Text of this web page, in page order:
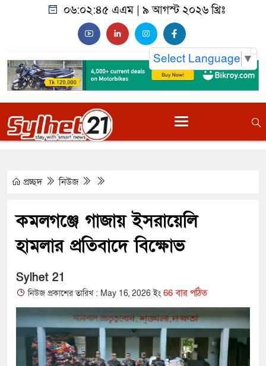
০৬:০২:৪৬ এএম | ৯ আগস্ট ২০২৬ খ্রিঃ
Select Language ▼
প্রচ্ছদ নিউজ
কমলগঞ্জে গাজায় ইসরায়েলি
হামলার প্রতিবাদে বিক্ষোভ
Sylhet 21
নিউজ প্রকাশের তারিখ : May 16, 2026 ইং 66 বার পঠিত